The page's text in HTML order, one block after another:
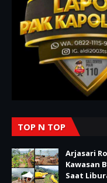
TOP N TOP
Arjasari
Kawasan
Saat